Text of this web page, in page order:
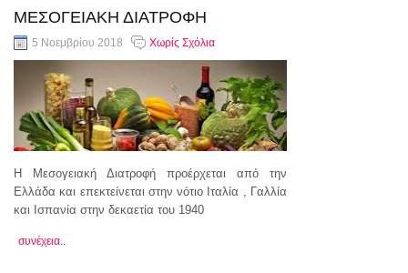
ΜΕΣΟΓΕΙΑΚΗ ΔΙΑΤΡΟΦΗ
5 Νοεμβρίου 2018 Χωρίς Σχόλια
Η Μεσογειακή Διατροφή προέρχεται από την
Ελλάδα και επεκτείνεται στην νότιο Ιταλία , Γαλλία
και Ισπανία στην δεκαετία του 1940
συνέχεια..